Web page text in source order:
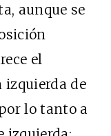
aunque se
el
izquierda de
lo tanto a